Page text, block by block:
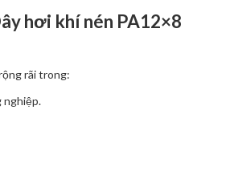
hơi khí nén PA12×8
rãi trong:
nghiệp.